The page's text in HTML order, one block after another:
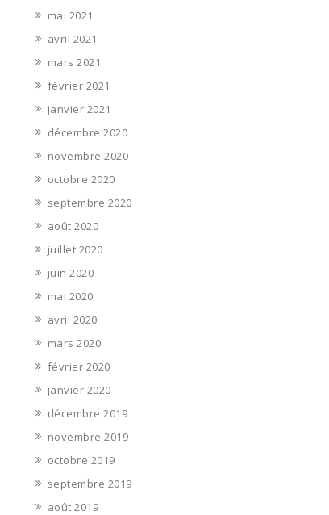
mai 2021
avril 2021
mars 2021
février 2021
janvier 2021
décembre 2020
novembre 2020
octobre 2020
septembre 2020
août 2020
juillet 2020
juin 2020
mai 2020
avril 2020
mars 2020
février 2020
janvier 2020
décembre 2019
novembre 2019
octobre 2019
septembre 2019
août 2019